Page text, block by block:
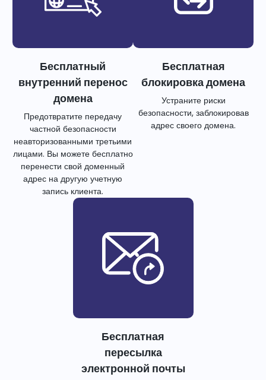
Бесплатный
внутренний перенос
домена
Предотвратите передачу
частной безопасности
неавторизованными третьими
лицами. Вы можете бесплатно
перенести свой доменный
адрес на другую учетную
запись клиента.
Бесплатная
блокировка домена
Устраните риски
безопасности, заблокировав
адрес своего домена.
Бесплатная
пересылка
электронной почты